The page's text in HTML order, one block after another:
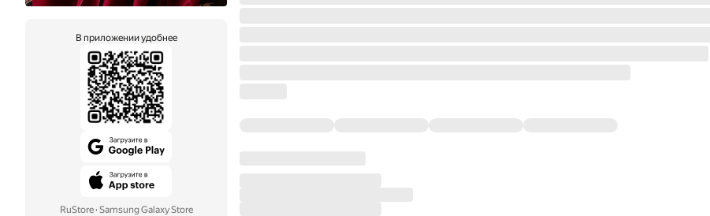
В приложении удобнее
RuStore· Samsung Galaxy Store